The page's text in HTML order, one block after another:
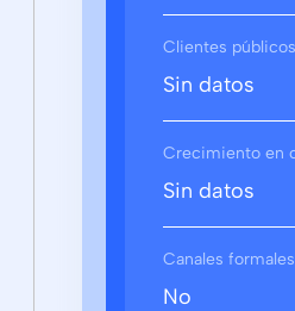
Clientes
Sin datos
Crecimiento en
Sin datos
Canales formales
No